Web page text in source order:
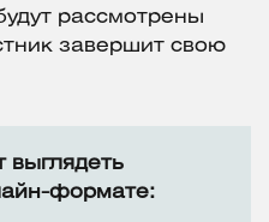
рассмотрены
завершит свою
выглядеть
формате: